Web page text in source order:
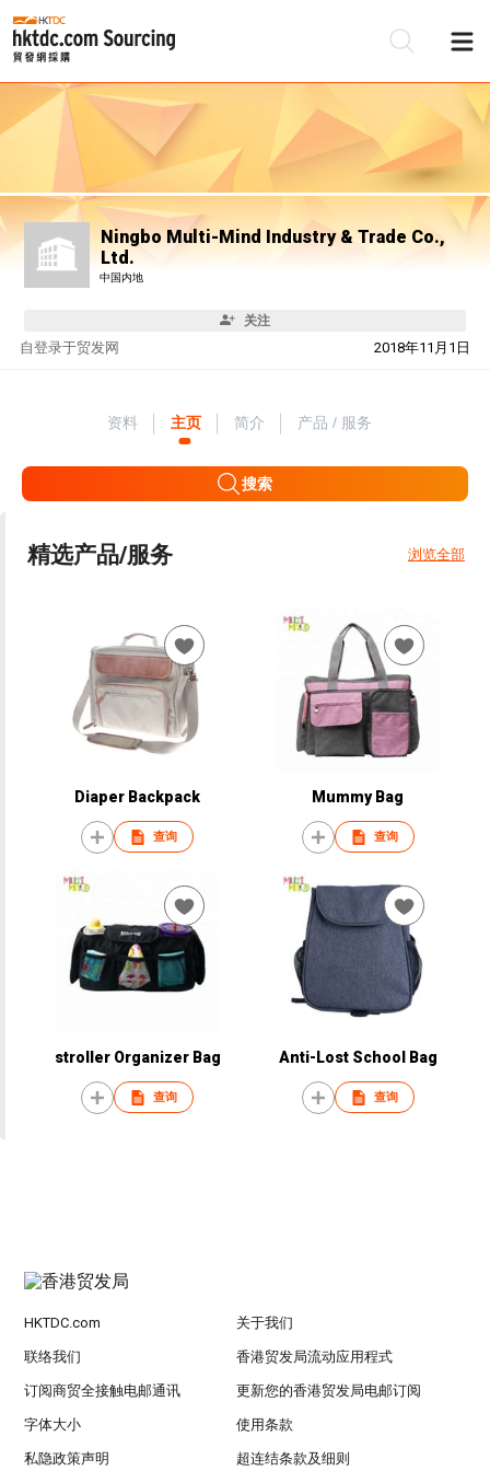
Ningbo Multi-Mind Industry & Trade Co.,
Ltd.
中国内地
关注
自 2018年11月1日
登录于贸发网
资料 主页 简介 产品 / 服务
搜索
精选产品/服务 浏览全部
Diaper Backpack
查询
Mummy Bag
查询
stroller Organizer Bag
查询
Anti-Lost School Bag
查询
HKTDC.com 关于我们
联络我们 香港贸发局流动应用程式
订阅商贸全接触电邮通讯 更新您的香港贸发局电邮订阅
字体大小 使用条款
私隐政策声明 超连结条款及细则